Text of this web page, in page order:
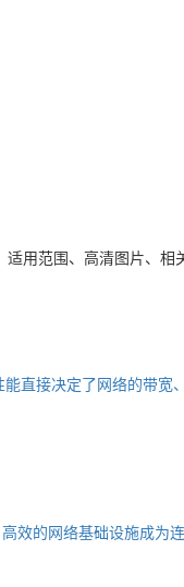
用范围、高清图片、
直接决定了网络的带
效的网络基础设施成